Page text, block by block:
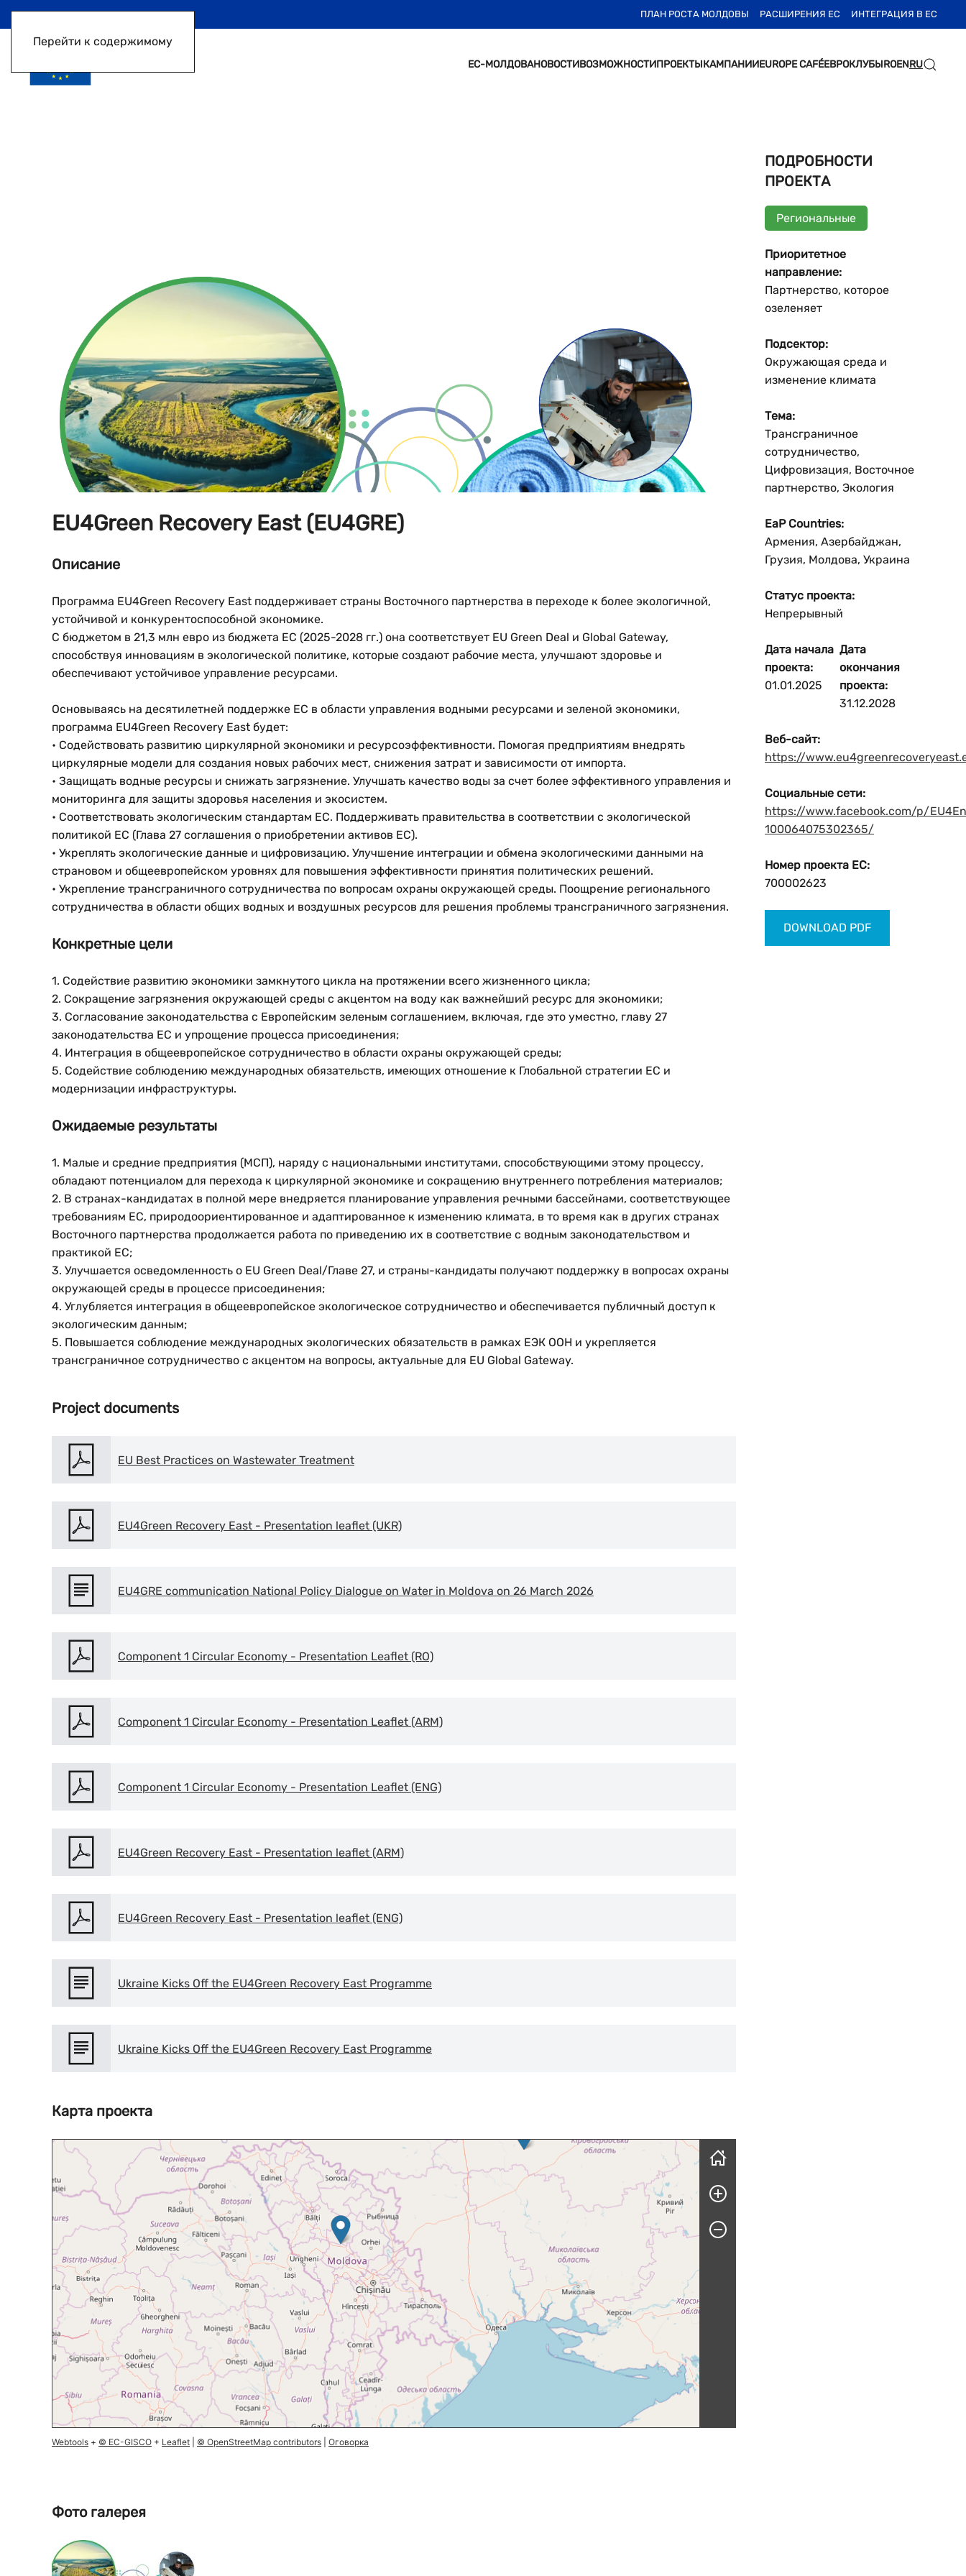
Перейти к содержимому
ПЛАН РОСТА МОЛДОВЫ РАСШИРЕНИЯ ЕС ИНТЕГРАЦИЯ В ЕС
ЕС-МОЛДОВАНОВОСТИВОЗМОЖНОСТИПРОЕКТЫКАМПАНИИEUROPE CAFÉЕВРОКЛУБЫROENRU
EU4Green Recovery East (EU4GRE)
Описание
Программа EU4Green Recovery East поддерживает страны Восточного партнерства в переходе к более экологичной,
устойчивой и конкурентоспособной экономике.
С бюджетом в 21,3 млн евро из бюджета ЕС (2025-2028 гг.) она соответствует EU Green Deal и Global Gateway,
способствуя инновациям в экологической политике, которые создают рабочие места, улучшают здоровье и
обеспечивают устойчивое управление ресурсами.
Основываясь на десятилетней поддержке ЕС в области управления водными ресурсами и зеленой экономики,
программа EU4Green Recovery East будет:
• Содействовать развитию циркулярной экономики и ресурсоэффективности. Помогая предприятиям внедрять
циркулярные модели для создания новых рабочих мест, снижения затрат и зависимости от импорта.
• Защищать водные ресурсы и снижать загрязнение. Улучшать качество воды за счет более эффективного управления и
мониторинга для защиты здоровья населения и экосистем.
• Соответствовать экологическим стандартам ЕС. Поддерживать правительства в соответствии с экологической
политикой ЕС (Глава 27 соглашения о приобретении активов ЕС).
• Укреплять экологические данные и цифровизацию. Улучшение интеграции и обмена экологическими данными на
страновом и общеевропейском уровнях для повышения эффективности принятия политических решений.
• Укрепление трансграничного сотрудничества по вопросам охраны окружающей среды. Поощрение регионального
сотрудничества в области общих водных и воздушных ресурсов для решения проблемы трансграничного загрязнения.
Конкретные цели
1. Содействие развитию экономики замкнутого цикла на протяжении всего жизненного цикла;
2. Сокращение загрязнения окружающей среды с акцентом на воду как важнейший ресурс для экономики;
3. Согласование законодательства с Европейским зеленым соглашением, включая, где это уместно, главу 27
законодательства ЕС и упрощение процесса присоединения;
4. Интеграция в общеевропейское сотрудничество в области охраны окружающей среды;
5. Содействие соблюдению международных обязательств, имеющих отношение к Глобальной стратегии ЕС и
модернизации инфраструктуры.
Ожидаемые результаты
1. Малые и средние предприятия (МСП), наряду с национальными институтами, способствующими этому процессу,
обладают потенциалом для перехода к циркулярной экономике и сокращению внутреннего потребления материалов;
2. В странах-кандидатах в полной мере внедряется планирование управления речными бассейнами, соответствующее
требованиям ЕС, природоориентированное и адаптированное к изменению климата, в то время как в других странах
Восточного партнерства продолжается работа по приведению их в соответствие с водным законодательством и
практикой ЕС;
3. Улучшается осведомленность о EU Green Deal/Главе 27, и страны-кандидаты получают поддержку в вопросах охраны
окружающей среды в процессе присоединения;
4. Углубляется интеграция в общеевропейское экологическое сотрудничество и обеспечивается публичный доступ к
экологическим данным;
5. Повышается соблюдение международных экологических обязательств в рамках ЕЭК ООН и укрепляется
трансграничное сотрудничество с акцентом на вопросы, актуальные для EU Global Gateway.
Project documents
EU Best Practices on Wastewater Treatment
EU4Green Recovery East - Presentation leaflet (UKR)
EU4GRE communication National Policy Dialogue on Water in Moldova on 26 March 2026
Component 1 Circular Economy - Presentation Leaflet (RO)
Component 1 Circular Economy - Presentation Leaflet (ARM)
Component 1 Circular Economy - Presentation Leaflet (ENG)
EU4Green Recovery East - Presentation leaflet (ARM)
EU4Green Recovery East - Presentation leaflet (ENG)
Ukraine Kicks Off the EU4Green Recovery East Programme
Ukraine Kicks Off the EU4Green Recovery East Programme
Карта проекта
Skip map
Webtools + © EC-GISCO + Leaflet © OpenStreetMap contributors Оговорка
Фото галерея
ПОДРОБНОСТИ
ПРОЕКТА
Региональные
Приоритетное
направление:
Партнерство, которое
озеленяет
Подсектор:
Окружающая среда и
изменение климата
Тема:
Трансграничное
сотрудничество,
Цифровизация, Восточное
партнерство, Экология
EaP Countries:
Армения, Азербайджан,
Грузия, Молдова, Украина
Статус проекта:
Непрерывный
Дата начала
проекта:
01.01.2025
Дата
окончания
проекта:
31.12.2028
Веб-сайт:
https://
Социальные сети:
https://www.facebook.com/p/
100064075302365/
Номер проекта ЕС:
700002623
DOWNLOAD PDF